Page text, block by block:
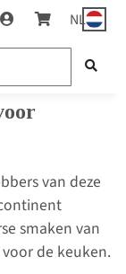
NL
van deze
smaken van
de keuken.